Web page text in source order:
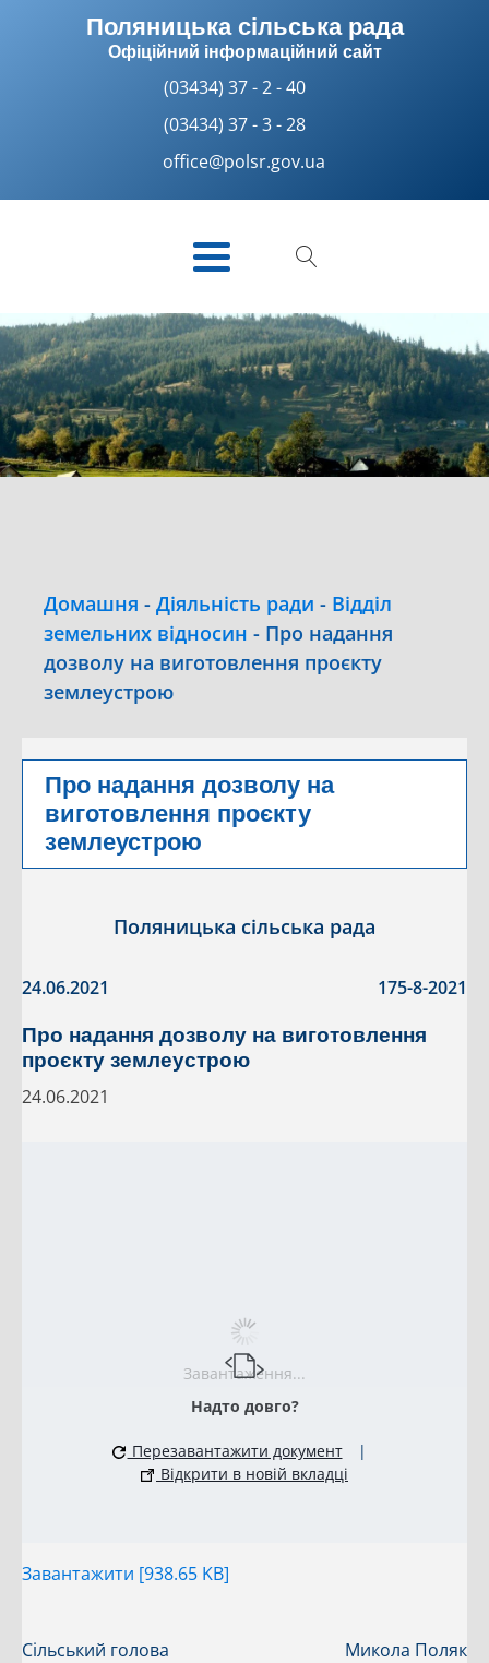
Поляницька сільська рада
Офіційний інформаційний сайт
(03434) 37 - 2 - 40
(03434) 37 - 3 - 28
office@polsr.gov.ua
Домашня - Діяльність ради - Відділ
земельних відносин - Про надання
дозволу на виготовлення проєкту
землеустрою
Про надання дозволу на
виготовлення проєкту
землеустрою
Поляницька сільська рада
24.06.2021 175-8-2021
Про надання дозволу на виготовлення
проєкту землеустрою
24.06.2021
Завантаження...
Надто довго?
Перезавантажити документ
|
Відкрити в новій вкладці
Завантажити [938.65 KB]
Сільський голова Микола Поляк